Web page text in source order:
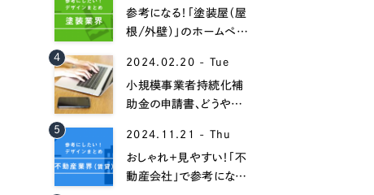
参考になる！「塗装屋（屋
根/外壁）」のホームペー
4 2024.02.20 - Tue
小規模事業者持続化補
助金の申請書、どうやっ
入例】
5 2024.11.21 - Thu
おしゃれ＋見やすい！「不
動産会社」で参考になる